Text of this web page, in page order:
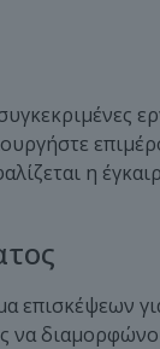
η
επισκέψεων
να